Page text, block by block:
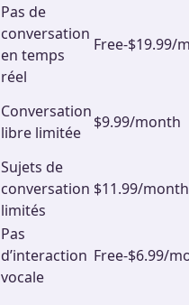
Pas de
conversation
en temps
réel
Free-$19.99/
Conversation
libre limitée
$9.99/month
Sujets de
conversation
limités
$11.99/month
Pas
d’interaction
vocale
Free-$6.99/